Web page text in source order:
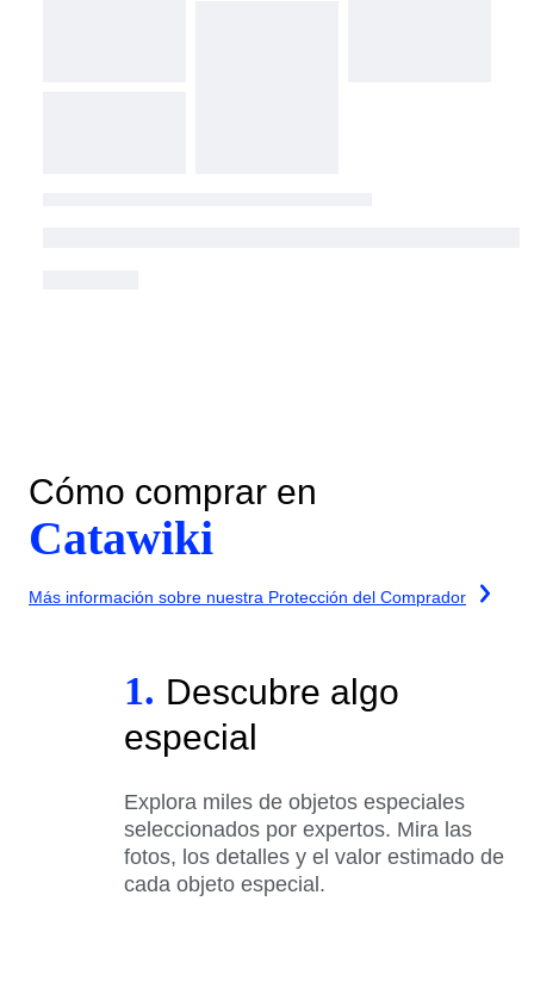
Cómo comprar en
Catawiki
Más información sobre nuestra Protección del Comprador
1. Descubre algo
especial
Explora miles de objetos especiales
seleccionados por expertos. Mira las
fotos, los detalles y el valor estimado de
cada objeto especial.